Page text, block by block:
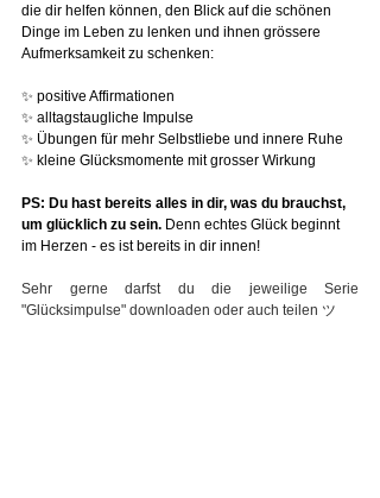
die dir helfen können, den Blick auf die schönen
Dinge im Leben zu lenken und ihnen grössere
Aufmerksamkeit zu schenken:
✨ positive Affirmationen
✨ alltagstaugliche Impulse
✨ Übungen für mehr Selbstliebe und innere Ruhe
✨ kleine Glücksmomente mit grosser Wirkung
PS: Du hast bereits alles in dir, was du brauchst,
um glücklich zu sein. Denn echtes Glück beginnt
im Herzen - es ist bereits in dir innen!
Sehr gerne darfst du die jeweilige Serie
"Glücksimpulse" downloaden oder auch teilen ツ